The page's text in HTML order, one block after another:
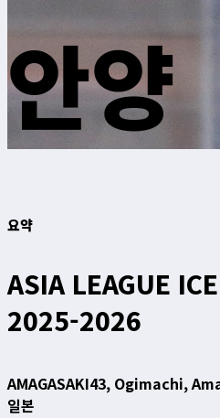
안양
요약
ASIA LEAGUE
2025-2026
AMAGASAKI43, Ogimachi,
일본